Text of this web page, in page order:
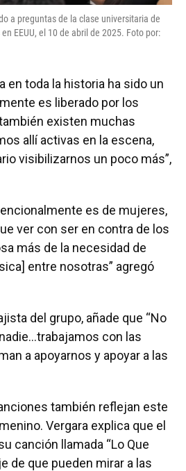
a preguntas de la clase universitaria de
EEUU, el 10 de abril de 2025. Foto por:
en toda la historia ha sido un
es liberado por los
existen muchas
allí activas en la escena,
visibilizarnos un poco más”,
es de mujeres,
ver con ser en contra de los
más de la necesidad de
entre nosotras” agregó
del grupo, añade que “No
con las
a apoyarnos y apoyar a las
también reflejan este
Vergara explica que el
canción llamada “Lo Que
de que pueden mirar a las